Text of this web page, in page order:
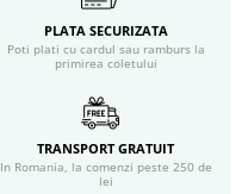
PLATA SECURIZATA
Poti plati cu cardul sau ramburs la
primirea coletului
TRANSPORT GRATUIT
In Romania, la comenzi peste 250 de
lei